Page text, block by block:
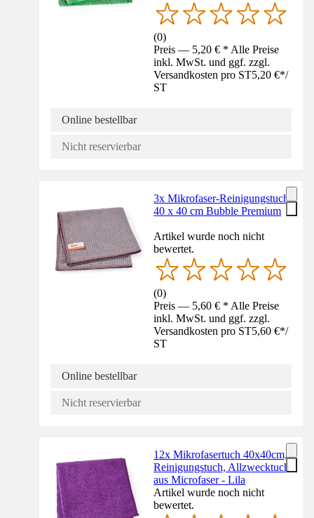
(0)
Preis — 5,20 € * Alle Preise
inkl. MwSt. und ggf. zzgl.
Versandkosten pro ST5,20 €*/
ST
Online bestellbar
Nicht reservierbar
3x Mikrofaser-Reinigungstuch
40 x 40 cm Bubble Premium
Artikel wurde noch nicht
bewertet.
(0)
Preis — 5,60 € * Alle Preise
inkl. MwSt. und ggf. zzgl.
Versandkosten pro ST5,60 €*/
ST
Online bestellbar
Nicht reservierbar
12x Mikrofasertuch 40x40cm,
Reinigungstuch, Allzwecktuch
aus Microfaser - Lila
Artikel wurde noch nicht
bewertet.